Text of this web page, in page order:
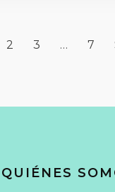
2 3 … 7
QUIÉNES